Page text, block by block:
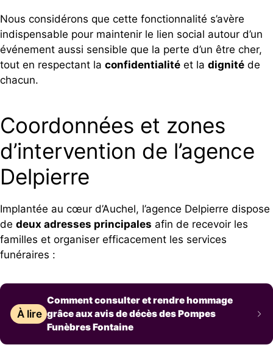
Nous considérons que cette fonctionnalité s’avère
indispensable pour maintenir le lien social autour d’un
événement aussi sensible que la perte d’un être cher,
tout en respectant la confidentialité et la dignité de
chacun.
Coordonnées et zones
d’intervention de l’agence
Delpierre
Implantée au cœur d’Auchel, l’agence Delpierre dispose
de deux adresses principales afin de recevoir les
familles et organiser efficacement les services
funéraires :
À lire
Comment consulter et rendre hommage
grâce aux avis de décès des Pompes
Funèbres Fontaine